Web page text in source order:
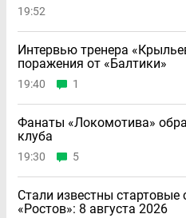
19:52
Интервью тренера
поражения от «Балтики»
19:40 1
Фанаты «Локомотива»
клуба
19:30 5
Стали известны
«Ростов»: 8 августа 2026